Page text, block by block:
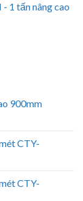
1 tấn nâng cao
900mm
CTY-
CTY-